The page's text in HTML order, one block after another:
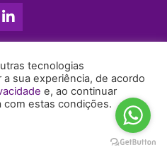
L
i
n
e
d
i
n
99655-6439
tecnologias
sua experiência, de acordo
e, ao continuar
com estas condições.